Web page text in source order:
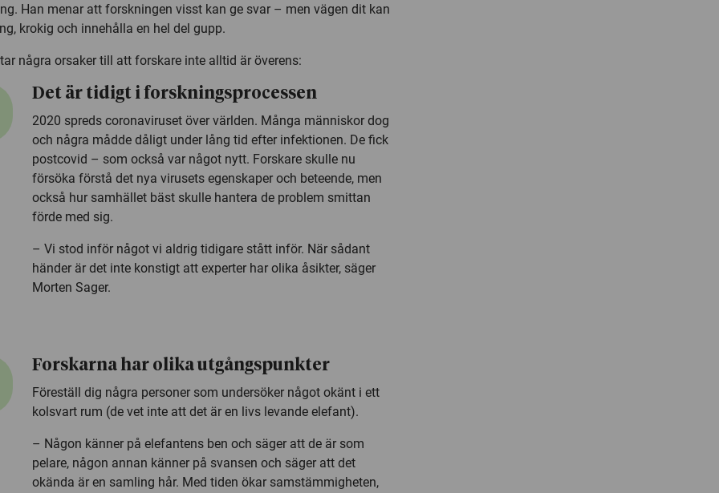
Han menar att forskningen visst kan ge svar – men vägen dit kan
krokig och innehålla en hel del gupp.
några orsaker till att forskare inte alltid är överens:
Det är tidigt i forskningsprocessen
2020 spreds coronaviruset över världen. Många människor dog
och några mådde dåligt under lång tid efter infektionen. De fick
postcovid – som också var något nytt. Forskare skulle nu
försöka förstå det nya virusets egenskaper och beteende, men
också hur samhället bäst skulle hantera de problem smittan
förde med sig.
– Vi stod inför något vi aldrig tidigare stått inför. När sådant
händer är det inte konstigt att experter har olika åsikter, säger
Morten Sager.
Forskarna har olika utgångspunkter
Föreställ dig några personer som undersöker något okänt i ett
kolsvart rum (de vet inte att det är en livs levande elefant).
– Någon känner på elefantens ben och säger att de är som
pelare, någon annan känner på svansen och säger att det
okända är en samling hår. Med tiden ökar samstämmigheten,